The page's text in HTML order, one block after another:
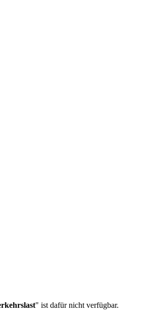
" ist dafür nicht verfügbar.